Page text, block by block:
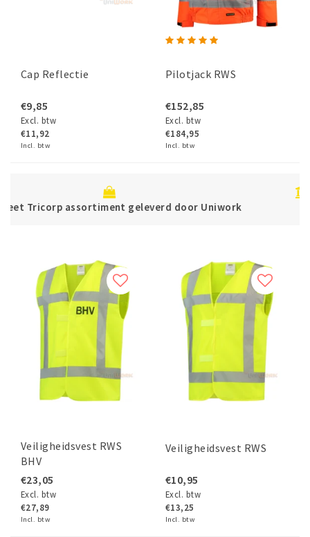
Cap Reflectie
€9,85
Excl. btw
€11,92
Incl. btw
Pilotjack RWS
€152,85
Excl. btw
€184,95
Incl. btw
Betaal veilig direct of achteraf met
Veiligheidsvest RWS
BHV
€23,05
Excl. btw
€27,89
Incl. btw
Veiligheidsvest RWS
€10,95
Excl. btw
€13,25
Incl. btw